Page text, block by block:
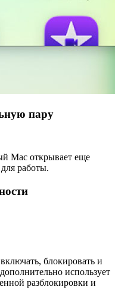
пару
Mac открывает еще
работы.
блокировать и
использует
разблокировки и